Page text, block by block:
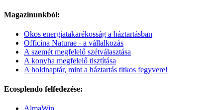
Magazinunkból:
Okos energiatakarékosság a háztartásban
Officina Naturae - a vállalkozás
A szemét megfelelő szétválasztása
A konyha megfelelő tisztítása
A holdnaptár, mint a háztartás titkos fegyvere!
Ecosplendo felfedezése: